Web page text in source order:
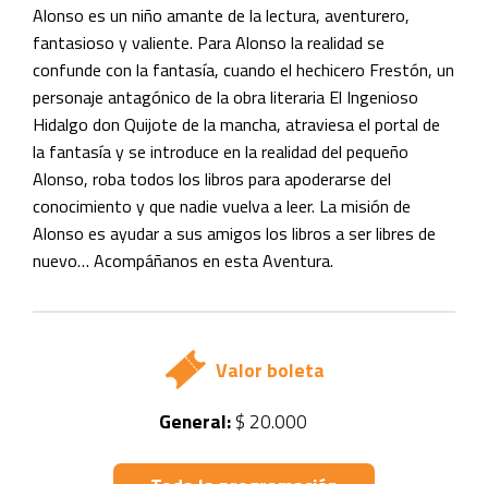
Alonso es un niño amante de la lectura, aventurero,
fantasioso y valiente. Para Alonso la realidad se
confunde con la fantasía, cuando el hechicero Frestón, un
personaje antagónico de la obra literaria El Ingenioso
Hidalgo don Quijote de la mancha, atraviesa el portal de
la fantasía y se introduce en la realidad del pequeño
Alonso, roba todos los libros para apoderarse del
conocimiento y que nadie vuelva a leer. La misión de
Alonso es ayudar a sus amigos los libros a ser libres de
nuevo… Acompáñanos en esta Aventura.
Valor boleta
General:$ 20.000